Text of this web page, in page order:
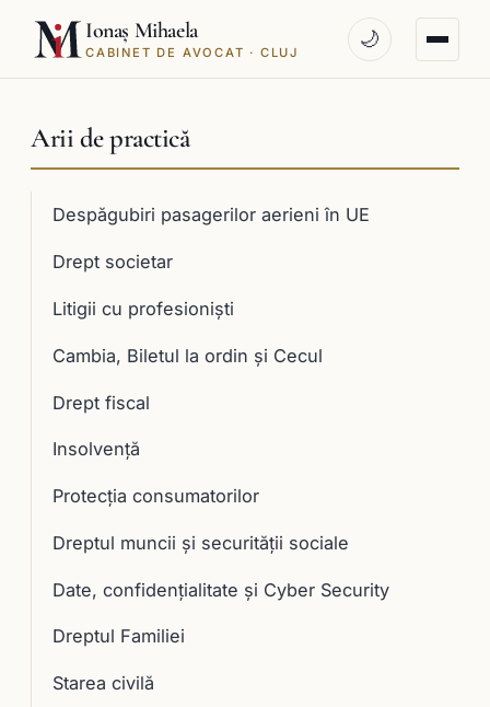
Ionaș Mihaela
CABINET DE AVOCAT · CLUJ
🌙
Arii de practică
Despăgubiri pasagerilor aerieni în UE
Drept societar
Litigii cu profesioniști
Cambia, Biletul la ordin și Cecul
Drept fiscal
Insolvență
Protecția consumatorilor
Dreptul muncii și securității sociale
Date, confidențialitate și Cyber Security
Dreptul Familiei
Starea civilă